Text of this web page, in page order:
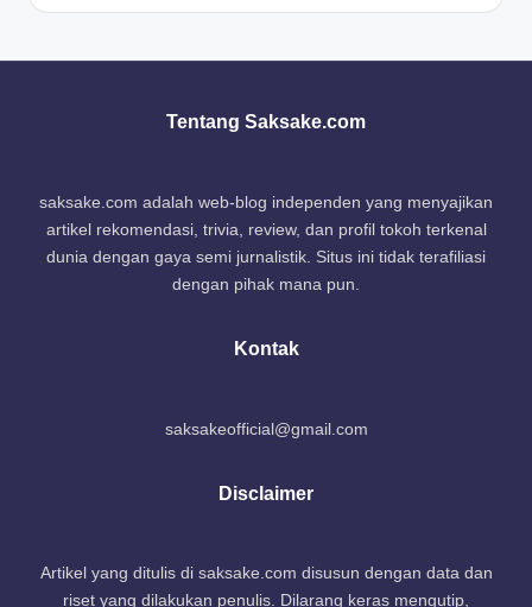
Tentang Saksake.com
saksake.com adalah web-blog independen yang menyajikan
artikel rekomendasi, trivia, review, dan profil tokoh terkenal
dunia dengan gaya semi jurnalistik. Situs ini tidak terafiliasi
dengan pihak mana pun.
Kontak
saksakeofficial@gmail.com
Disclaimer
Artikel yang ditulis di saksake.com disusun dengan data dan
riset yang dilakukan penulis. Dilarang keras mengutip,